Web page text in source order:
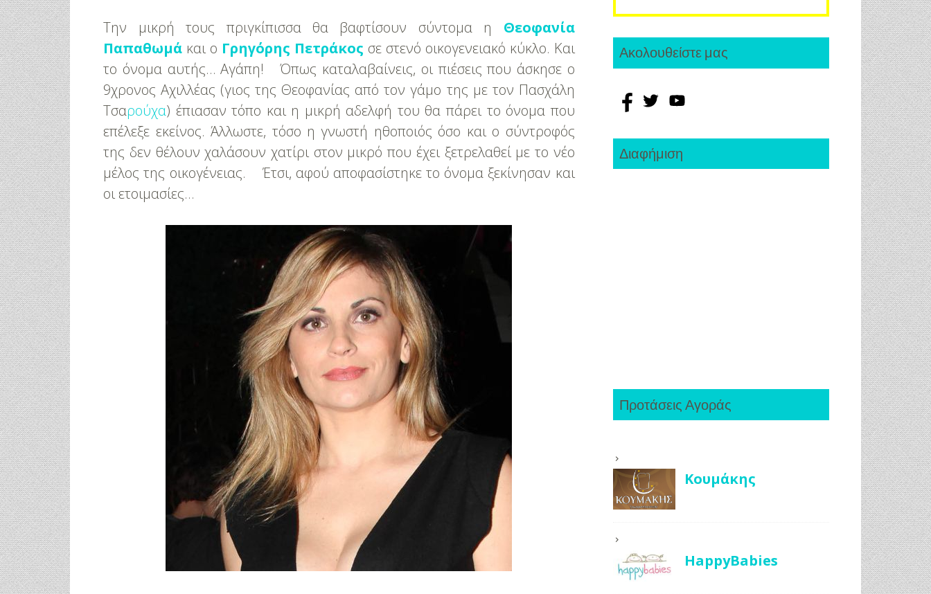
Tην μικρή τους πριγκίπισσα θα βαφτίσουν σύντομα η
Θεοφανία
Παπαθωμά και ο Γρηγόρης Πετράκος σε στενό οικογενειακό κύκλο. Και
το όνομα αυτής… Αγάπη! Όπως καταλαβαίνεις, οι πιέσεις που άσκησε ο
9χρονος Αχιλλέας (γιος της Θεοφανίας από τον γάμο της με τον Πασχάλη
Τσαρούχα) έπιασαν τόπο και η μικρή αδελφή του θα πάρει το όνομα που
επέλεξε εκείνος. Άλλωστε, τόσο η γνωστή ηθοποιός όσο και ο σύντροφός
της δεν θέλουν χαλάσουν χατίρι στον μικρό που έχει ξετρελαθεί με το νέο
μέλος της οικογένειας. Έτσι, αφού αποφασίστηκε το όνομα ξεκίνησαν και
οι ετοιμασίες…
Ακολουθείστε μας
Διαφήμιση
Προτάσεις Αγοράς
Κουμάκης
HappyBabies